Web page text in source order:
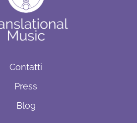
Contatti
Press
Blog